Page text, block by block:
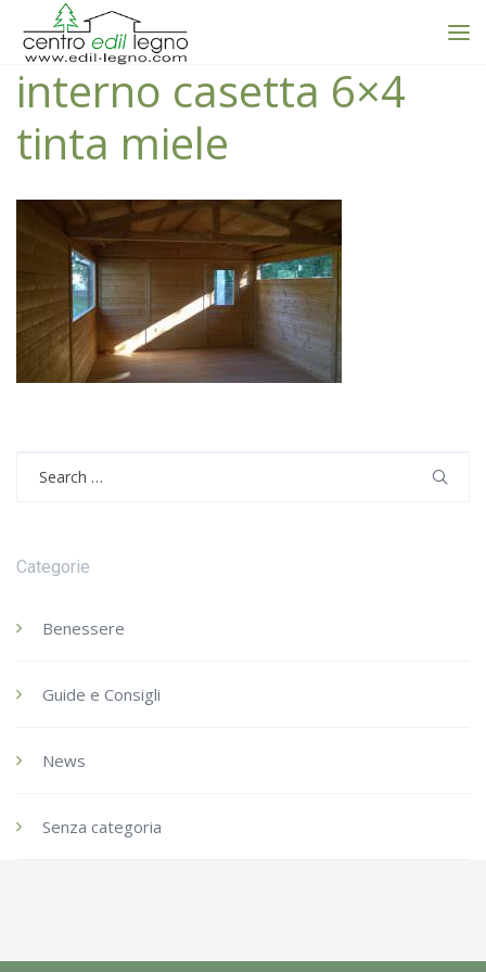
interno casetta 6×4
tinta miele
Categorie
Benessere
Guide e Consigli
News
Senza categoria